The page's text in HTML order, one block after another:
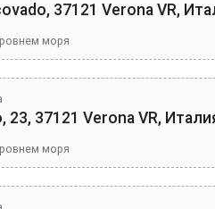
37121 Verona VR,
моря
23, 37121 Verona VR,
моря